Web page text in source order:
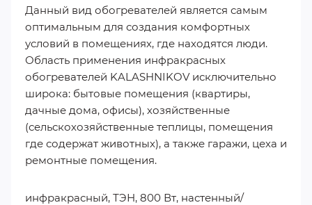
Данный вид обогревателей является самым
оптимальным для создания комфортных
условий в помещениях, где находятся люди.
Область применения инфракрасных
обогревателей KALASHNIKOV исключительно
широка: бытовые помещения (квартиры,
дачные дома, офисы), хозяйственные
(сельскохозяйственные теплицы, помещения
где содержат животных), а также гаражи, цеха и
ремонтные помещения.
инфракрасный, ТЭН, 800 Вт, настенный/